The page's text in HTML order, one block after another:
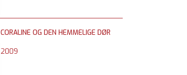
CORALINE OG DEN HEMMELIGE DØR
2009